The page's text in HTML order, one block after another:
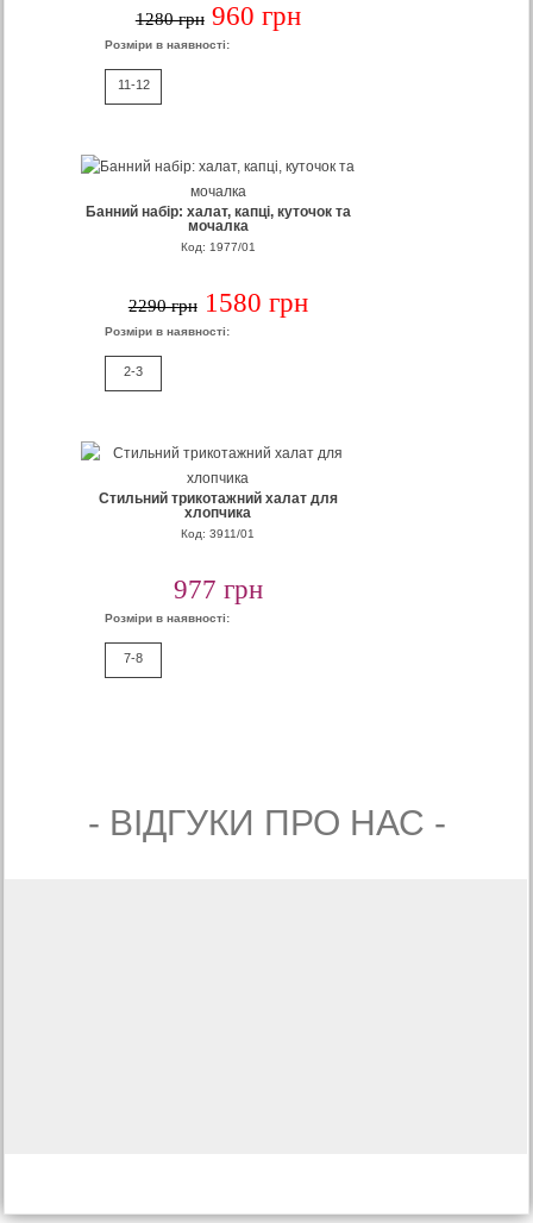
1280 грн 960 грн
Розміри в наявності:
11-12
Банний набір: халат, капці, куточок та
мочалка
Код: 1977/01
2290 грн 1580 грн
Розміри в наявності:
2-3
Стильний трикотажний халат для
хлопчика
Код: 3911/01
977 грн
Розміри в наявності:
7-8
- ВIДГУКИ ПРО НАС -